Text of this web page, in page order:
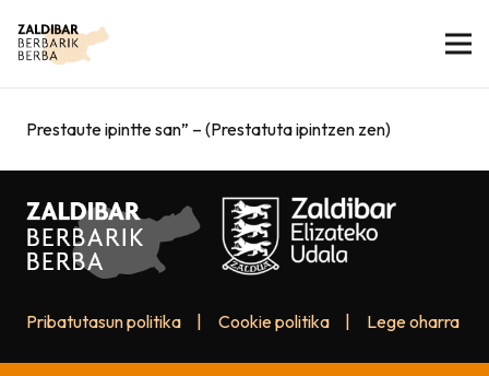
Prestaute ipintte san” – (Prestatuta ipintzen zen)
Pribatutasun politika Cookie politika Lege oharra